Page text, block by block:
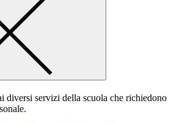
diversi servizi della scuola che richiedono